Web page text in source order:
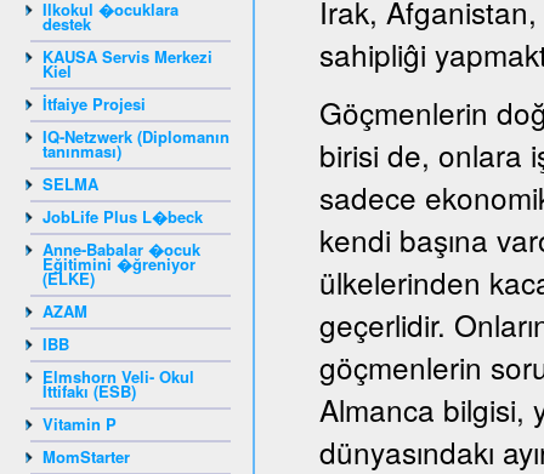
Ilkokul �ocuklara
destek
KAUSA Servis Merkezi
Kiel
İtfaiye Projesi
IQ-Netzwerk (Diplomanın
tanınması)
SELMA
JobLife Plus L�beck
Anne-Babalar �ocuk
Eğitimini �ğreniyor
(ELKE)
AZAM
IBB
Elmshorn Veli- Okul
İttifakı (ESB)
Vitamin P
MomStarter
Irak,
sahipliĝi
Göçmenlerin
birisi de, onlara
sadece
kendi başına
ülkelerinden
geçerlidir.
göçmenlerin
Almanca bilgisi,
dünyasındakı